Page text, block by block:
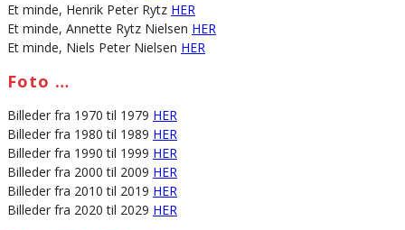
Et minde, Henrik Peter Rytz HER
Et minde, Annette Rytz Nielsen HER
Et minde, Niels Peter Nielsen HER
Foto …
Billeder fra 1970 til 1979 HER
Billeder fra 1980 til 1989 HER
Billeder fra 1990 til 1999 HER
Billeder fra 2000 til 2009 HER
Billeder fra 2010 til 2019 HER
Billeder fra 2020 til 2029 HER